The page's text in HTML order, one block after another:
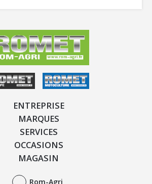
ENTREPRISE
MARQUES
SERVICES
OCCASIONS
MAGASIN
Rom-Agri